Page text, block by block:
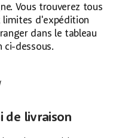
Vous trouverez tous
limites d'expédition
dans le tableau
ci-dessous.
de livraison